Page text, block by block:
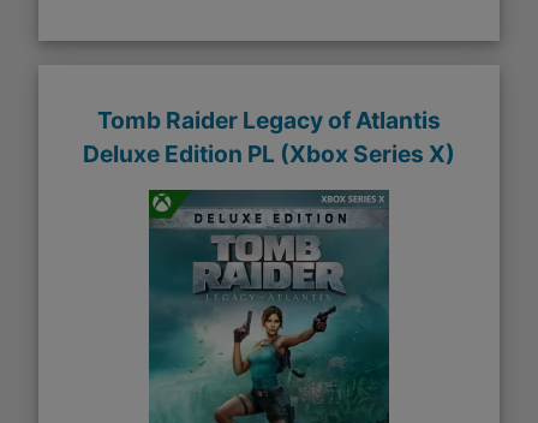
Tomb Raider Legacy of Atlantis
Deluxe Edition PL (Xbox Series X)